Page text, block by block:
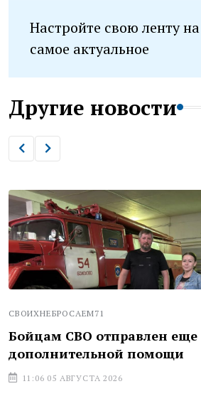
Настройте свою ленту на
самое актуальное
Другие новости
СВОИХНЕБРОСАЕМ71
Бойцам СВО отправлен еще
дополнительной помощи
11:06 05 АВГУСТА 2026